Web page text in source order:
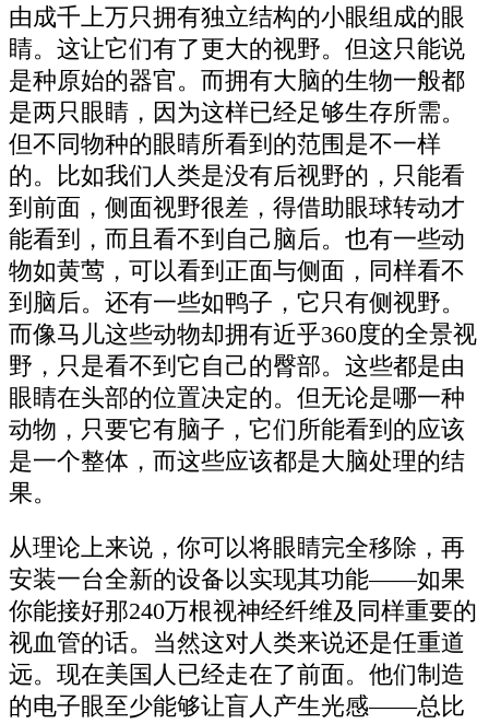
由成千上万只拥有独立结构的小眼组成的眼
睛。这让它们有了更大的视野。但这只能说
是种原始的器官。而拥有大脑的生物一般都
是两只眼睛，因为这样已经足够生存所需。
但不同物种的眼睛所看到的范围是不一样
的。比如我们人类是没有后视野的，只能看
到前面，侧面视野很差，得借助眼球转动才
能看到，而且看不到自己脑后。也有一些动
物如黄莺，可以看到正面与侧面，同样看不
到脑后。还有一些如鸭子，它只有侧视野。
而像马儿这些动物却拥有近乎360度的全景视
野，只是看不到它自己的臀部。这些都是由
眼睛在头部的位置决定的。但无论是哪一种
动物，只要它有脑子，它们所能看到的应该
是一个整体，而这些应该都是大脑处理的结
果。
从理论上来说，你可以将眼睛完全移除，再
安装一台全新的设备以实现其功能——如果
你能接好那240万根视神经纤维及同样重要的
视血管的话。当然这对人类来说还是任重道
远。现在美国人已经走在了前面。他们制造
的电子眼至少能够让盲人产生光感——总比